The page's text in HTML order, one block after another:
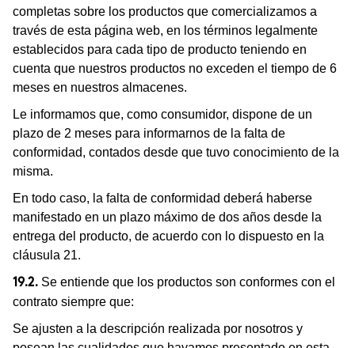
completas sobre los productos que comercializamos a
través de esta página web, en los términos legalmente
establecidos para cada tipo de producto teniendo en
cuenta que nuestros productos no exceden el tiempo de 6
meses en nuestros almacenes.
Le informamos que, como consumidor, dispone de un
plazo de 2 meses para informarnos de la falta de
conformidad, contados desde que tuvo conocimiento de la
misma.
En todo caso, la falta de conformidad deberá haberse
manifestado en un plazo máximo de dos años desde la
entrega del producto, de acuerdo con lo dispuesto en la
cláusula 21.
19.2. Se entiende que los productos son conformes con el
contrato siempre que:
Se ajusten a la descripción realizada por nosotros y